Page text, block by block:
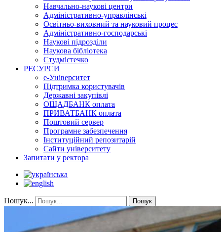
Навчально-наукові центри
Адміністративно-управлінські
Освітньо-виховний та науковий процес
Адміністративно-господарські
Наукові підрозділи
Наукова бібліотека
Студмістечко
РЕСУРСИ
е-Університет
Підтримка користувачів
Державні закупівлі
ОЩАДБАНК оплата
ПРИВАТБАНК оплата
Поштовий сервер
Програмне забезпечення
Інституційний репозитарій
Сайти університету
Запитати у ректора
Пошук... Пошук